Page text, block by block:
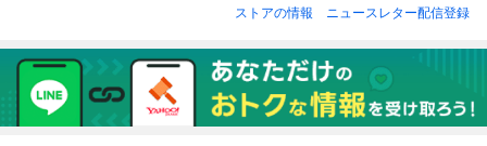
ストアの情報
ニュースレター配信登録